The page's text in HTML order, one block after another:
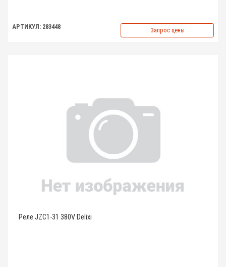
АРТИКУЛ: 283448 Запрос цены
Реле JZC1-31 380V Delixi